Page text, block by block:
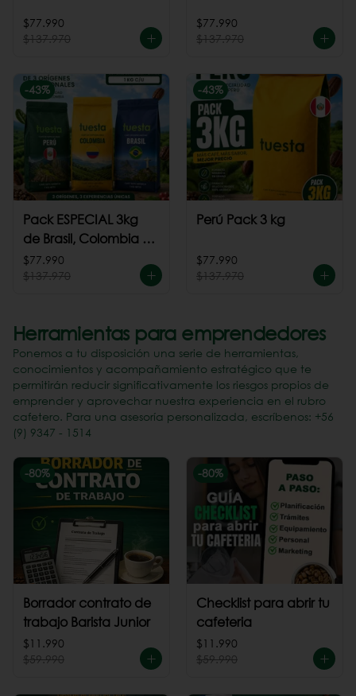
$77.990
$137.970
$77.990
$137.970
-43%
Pack ESPECIAL 3kg
de Brasil, Colombia +
Perú
$77.990
$137.970
-43%
Perú Pack 3 kg
$77.990
$137.970
Herramientas para emprendedores
Ponemos a tu disposición una serie de herramientas,
conocimientos y acompañamiento estratégico que te
permitirán reducir significativamente los riesgos propios de
emprender y aprovechar nuestra experiencia en el rubro
cafetero. Para una asesoría personalizada, escríbenos: +56
(9) 9347 - 1514
-80%
Borrador contrato de
trabajo Barista Junior
$11.990
$59.990
-80%
Checklist para abrir tu
cafeteria
$11.990
$59.990